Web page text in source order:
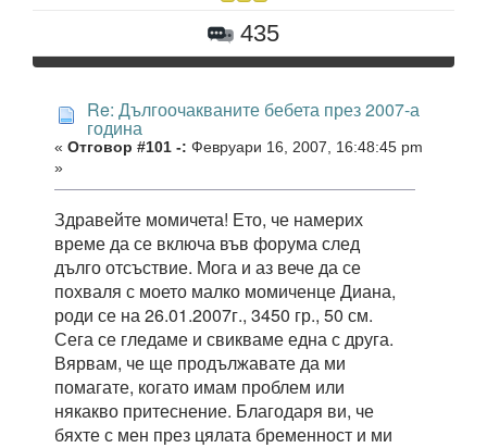
435
Re: Дългоочакваните бебета през 2007-а
година
« Отговор #101 -: Февруари 16, 2007, 16:48:45 pm
»
Здравейте момичета! Ето, че намерих
време да се включа във форума след
дълго отсъствие. Мога и аз вече да се
похваля с моето малко момиченце Диана,
роди се на 26.01.2007г., 3450 гр., 50 см.
Сега се гледаме и свикваме една с друга.
Вярвам, че ще продължавате да ми
помагате, когато имам проблем или
някакво притеснение. Благодаря ви, че
бяхте с мен през цялата бременност и ми